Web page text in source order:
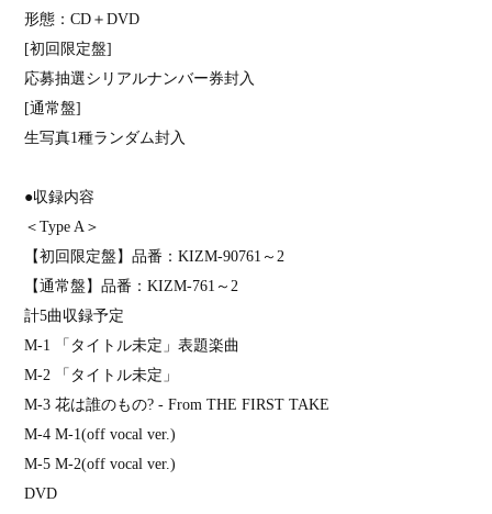
形態：CD ＋DVD
[初回限定盤]
応募抽選シリアルナンバー券封入
[通常盤]
生写真1種ランダム封入
●収録内容
＜Type A ＞
【初回限定盤】品番：KIZM-90761 ～2
【通常盤】品番：KIZM-761 ～2
計5曲収録予定
M-1
「タイトル未定」表題楽曲
M-2
「タイトル未定」
M-3花は誰のもの? - From THE FIRST TAKE
M-4 M-1(off vocal ver.)
M-5 M-2(off vocal ver.)
DVD